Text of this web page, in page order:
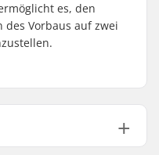
es, den
Vorbaus auf zwei